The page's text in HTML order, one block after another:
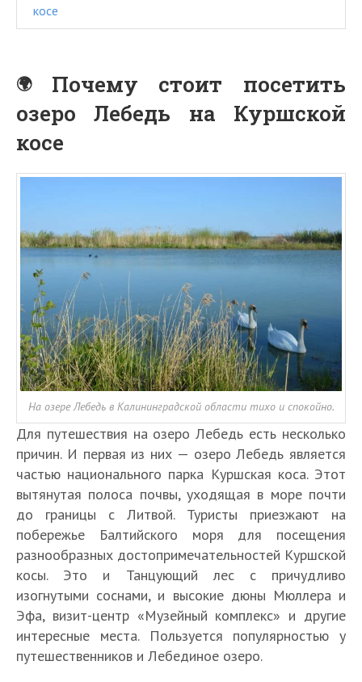
косе
Почему стоит посетить
озеро Лебедь на Куршской
косе
На озере Лебедь в Калининградской области тихо и спокойно.
Для путешествия на озеро Лебедь есть несколько
причин. И первая из них — озеро Лебедь является
частью национального парка Куршская коса. Этот
вытянутая полоса почвы, уходящая в море почти
до границы с Литвой. Туристы приезжают на
побережье Балтийского моря для посещения
разнообразных достопримечательностей Куршской
косы. Это и Танцующий лес с причудливо
изогнутыми соснами, и высокие дюны Мюллера и
Эфа, визит-центр «Музейный комплекс» и другие
интересные места. Пользуется популярностью у
путешественников и Лебединое озеро.